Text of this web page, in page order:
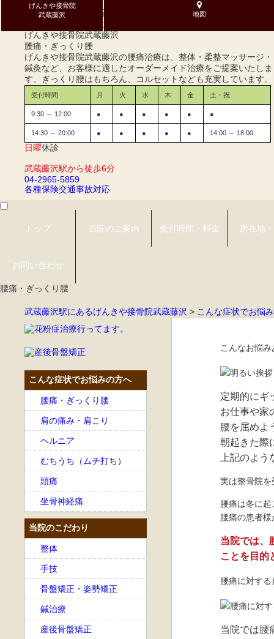
整体・手技・骨盤矯正、腰痛の症状ならげんきや接骨院武蔵藤沢
へお任せください。土・祝も営業しています！
げんきや接骨院武蔵藤沢
腰痛・ぎっくり腰
げんきや接骨院武蔵藤沢の腰痛治療は、整体・柔整マッサージ・
鍼灸など、お客様に適したオーダーメイド治療をご提案いたしま
す。ぎっくり腰はもちろん、コルセットなども充実しています。
受付時間 月 火 水 木 金 土・祝
9:30 ～ 12:00 ● ● ● ● ● ●
14:30 ～ 20:00 ● ● ● ● ● 14:00 ～ 18:00
日曜休診
武蔵藤沢駅から徒歩6分
04-2965-5859
各種保険交通事故対応
げんきや接骨院
武蔵藤沢
地図
トップ 当院のご案内 受付時間・料金 所在地
お問い合わせ
腰痛・ぎっくり腰
武蔵藤沢駅にあるげんきや接骨院武蔵藤沢 > こんな症状でお悩
こんなお悩
定期的にギ
お仕事や家
腰を屈めよ
朝起きた際
上記のよ
実は整骨院
腰痛は冬に
腰痛の患者
当院では、
ことを目的
腰痛に対す
当院では腰
こんな症状でお悩みの方へ
腰痛・ぎっくり腰
肩の痛み・肩こり
ヘルニア
むちうち（ムチ打ち）
頭痛
坐骨神経痛
当院のこだわり
整体
手技
骨盤矯正・姿勢矯正
鍼治療
産後骨盤矯正